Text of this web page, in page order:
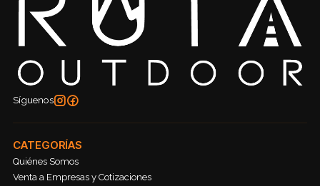
Síguenos
CATEGORÍAS
Quiénes Somos
Venta a Empresas y Cotizaciones